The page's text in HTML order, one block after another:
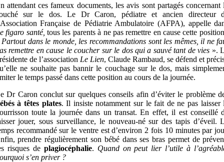
attendant ces fameux documents, les avis sont partagés concernant
sur le dos. Le Dr Caron, pédiatre et ancien directeur
Française de Pédiatrie Ambulatoire (AFPA), appelle
figaro santé, tous les parents à ne pas remettre en cause cette
Partout dans le monde, les recommandations sont les mêmes, il ne
remettre en cause le coucher sur le dos qui a sauvé tant de vies ».
de l’association Le Lien, Claude Rambaud, se défend et
ne souhaite pas bannir le couchage sur le dos, mais
le temps passé dans cette position au cours de la journée.
Dr Caron conclut sur quelques conseils afin d’éviter le problème
à têtes plates. Il insiste notamment sur le fait de ne pas laisser
toute la journée dans un transat. En effet, il est conseillé
jouer, sous surveillance, le nouveau-né sur des tapis d’éveil.
recommandé sur le ventre est d’environ 2 fois 10 minutes par
prendre régulièrement son bébé dans ses bras permet de
risques de plagiocéphalie. Quand on peut lier l’utile à
s’en priver ?